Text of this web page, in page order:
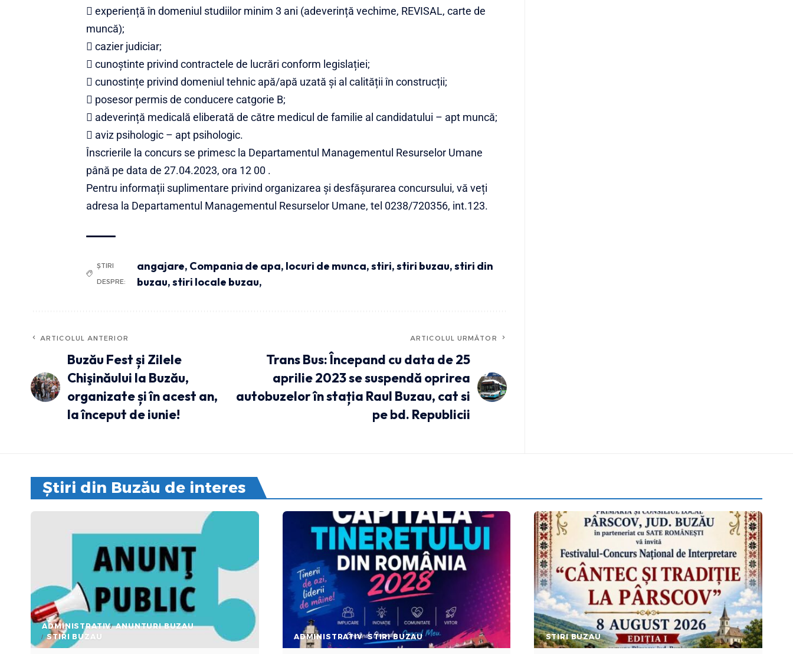
 experiență în domeniul studiilor minim 3 ani (adeverință vechime, REVISAL, carte de
muncă);
 cazier judiciar;
 cunoștinte privind contractele de lucrări conform legislației;
 cunostințe privind domeniul tehnic apă/apă uzată și al calității în construcții;
 posesor permis de conducere catgorie B;
 adeverință medicală eliberată de către medicul de familie al candidatului – apt muncă;
 aviz psihologic – apt psihologic.
Înscrierile la concurs se primesc la Departamentul Managementul Resurselor Umane
până pe data de 27.04.2023, ora 12 00 .
Pentru informații suplimentare privind organizarea și desfășurarea concursului, vă veți
adresa la Departamentul Managementul Resurselor Umane, tel 0238/720356, int.123.
ȘTIRI
DESPRE:
angajare, Compania de apa, locuri de munca,stiri,stiri buzau,stiri din
buzau,stiri locale buzau,
ARTICOLUL ANTERIOR
Buzău Fest și Zilele
Chişinăului la Buzău,
organizate și în acest an,
la început de iunie!
ARTICOLUL URMĂTOR
Trans Bus: Începand cu data de 25
aprilie 2023 se suspendă oprirea
autobuzelor în stația Raul Buzau, cat si
pe bd. Republicii
Știri din Buzău de interes
ADMINISTRATIV ANUNTURI BUZAU
STIRI BUZAU
ADMINISTRATIV STIRI BUZAU STIRI BUZAU